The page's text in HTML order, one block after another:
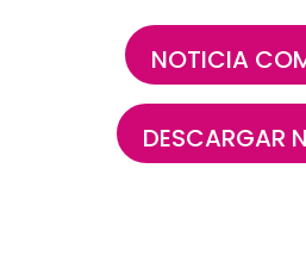
NOTICIA
DESCARGAR